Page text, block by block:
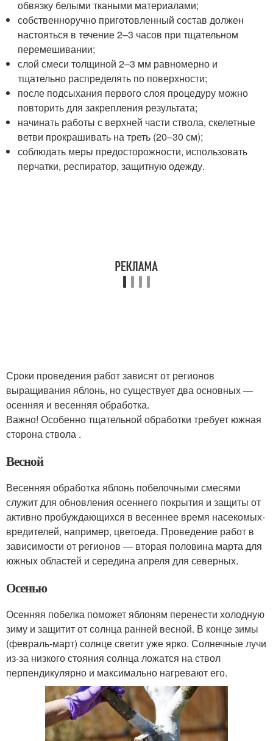
обвязку белыми ткаными материалами;
собственноручно приготовленный состав должен
настояться в течение 2–3 часов при тщательном
перемешивании;
слой смеси толщиной 2–3 мм равномерно и
тщательно распределять по поверхности;
после подсыхания первого слоя процедуру можно
повторить для закрепления результата;
начинать работы с верхней части ствола, скелетные
ветви прокрашивать на треть (20–30 см);
соблюдать меры предосторожности, использовать
перчатки, респиратор, защитную одежду.
Сроки проведения работ зависят от регионов
выращивания яблонь, но существует два основных —
осенняя и весенняя обработка.
Важно! Особенно тщательной обработки требует южная
сторона ствола .
Весной
Весенняя обработка яблонь побелочными смесями
служит для обновления осеннего покрытия и защиты от
активно пробуждающихся в весеннее время насекомых-
вредителей, например, цветоеда. Проведение работ в
зависимости от регионов — вторая половина марта для
южных областей и середина апреля для северных.
Осенью
Осенняя побелка поможет яблоням перенести холодную
зиму и защитит от солнца ранней весной. В конце зимы
(февраль-март) солнце светит уже ярко. Солнечные лучи
из-за низкого стояния солнца ложатся на ствол
перпендикулярно и максимально нагревают его.